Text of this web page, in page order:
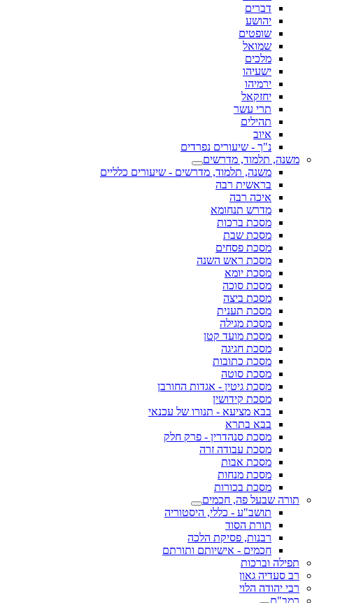
דברים
יהושע
שופטים
שמואל
מלכים
ישעיהו
ירמיהו
יחזקאל
תרי עשר
תהילים
איוב
נ"ך - שיעורים נפרדים
משנה, תלמוד, מדרשים
משנה, תלמוד, מדרשים - שיעורים כלליים
בראשית רבה
איכה רבה
מדרש תנחומא
מסכת ברכות
מסכת שבת
מסכת פסחים
מסכת ראש השנה
מסכת יומא
מסכת סוכה
מסכת ביצה
מסכת תענית
מסכת מגילה
מסכת מועד קטן
מסכת חגיגה
מסכת כתובות
מסכת סוטה
מסכת גיטין - אגדות החורבן
מסכת קידושין
בבא מציעא - תנורו של עכנאי
בבא בתרא
מסכת סנהדרין - פרק חלק
מסכת עבודה זרה
מסכת אבות
מסכת מנחות
מסכת בכורות
תורה שבעל פה, חכמים
תושב"ע - כללי, היסטוריה
תורת הסוד
רבנות, פסיקת הלכה
חכמים - אישיותם ותורתם
תפילה וברכות
רב סעדיה גאון
רבי יהודה הלוי
רמב"ם